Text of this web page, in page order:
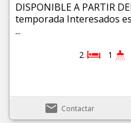
DISPONIBLE A PARTIR
temporada Interesados
...
2 1
email Contactar